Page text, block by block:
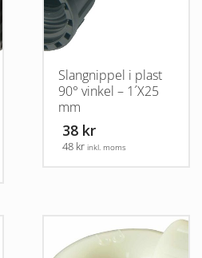
Slangnippel i plast
90° vinkel – 1´X25
mm
38 kr
48 kr inkl. moms